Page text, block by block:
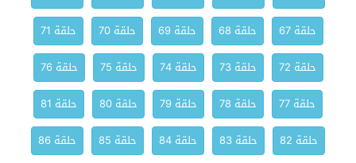
حلقة 67
حلقة 68 حلقة 69 حلقة 70
حلقة 71
حلقة 72
حلقة 73 حلقة 74 حلقة 75
حلقة 76
حلقة 77
حلقة 78 حلقة 79 حلقة 80
حلقة 81
حلقة 82
حلقة 83 حلقة 84 حلقة 85 حلقة 86